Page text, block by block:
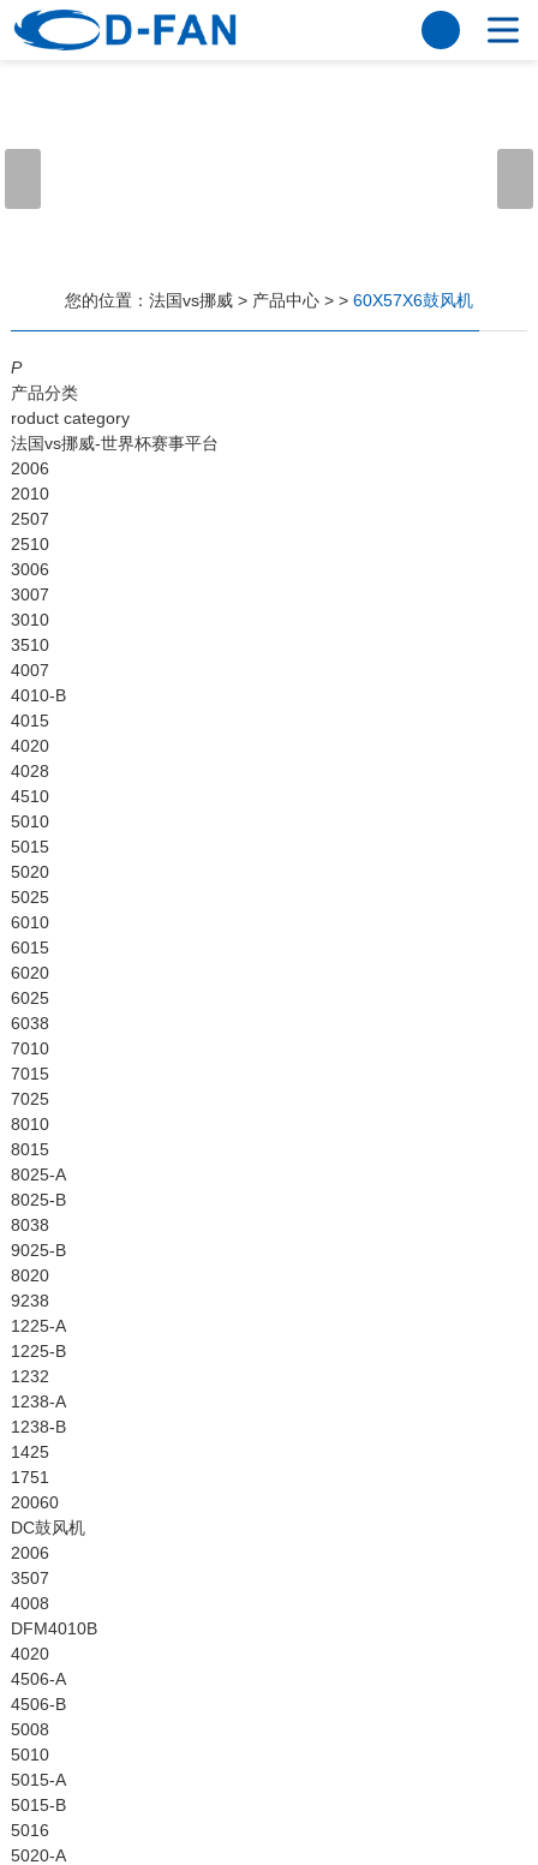
法国vs挪威
应用案例
法国vs挪威
行业资讯
常见问题
联系方式
客户留言
人才招聘
English
您的位置： 法国vs挪威> 产品中心> > 60X57X6鼓风机
P
产品分类
roduct category
法国vs挪威-世界杯赛事平台
2006
2010
2507
2510
3006
3007
3010
3510
4007
4010-B
4015
4020
4028
4510
5010
5015
5020
5025
6010
6015
6020
6025
6038
7010
7015
7025
8010
8015
8025-A
8025-B
8038
9025-B
8020
9238
1225-A
1225-B
1232
1238-A
1238-B
1425
1751
20060
DC鼓风机
2006
3507
4008
DFM4010B
4020
4506-A
4506-B
5008
5010
5015-A
5015-B
5016
5020-A